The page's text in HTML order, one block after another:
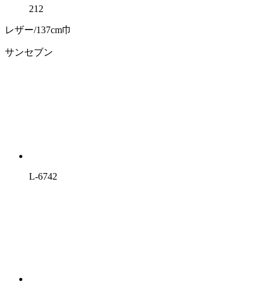
212
レザー/137cm巾
サンセブン
L-6742